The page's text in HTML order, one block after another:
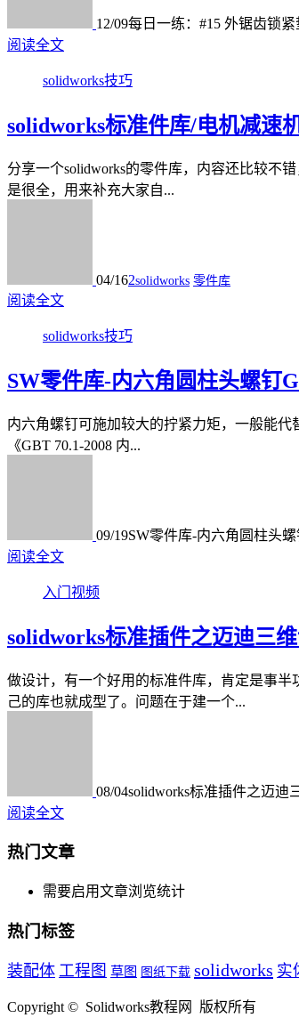
12/09每日一练：#15 外锯齿锁
阅读全文
solidworks技巧
solidworks标准件库/电机减速
分享一个solidworks的零件库，内容还比较不
是很全，用来补充大家自...
04/162solidworks 零件库
阅读全文
solidworks技巧
SW零件库-内六角圆柱头螺钉
内六角螺钉可施加较大的拧紧力矩，一般能
《GBT 70.1-2008 内...
09/19SW零件库-内六角圆柱头螺
阅读全文
入门视频
solidworks标准插件之迈迪三
做设计，有一个好用的标准件库，肯定是事
己的库也就成型了。问题在于建一个...
08/04solidworks标准插件之迈迪
阅读全文
热门文章
需要启用文章浏览统计
热门标签
装配体 工程图 草图 图纸下载 solidworks 实
Copyright © Solidworks教程网 版权所有